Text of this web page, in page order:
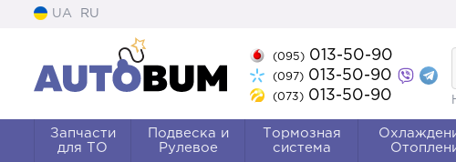
UA RU
(095)013-50-90
(097)013-50-90
(073)013-50-90
Запчасти
для ТО
Подвеска и
Рулевое
Тормозная
система